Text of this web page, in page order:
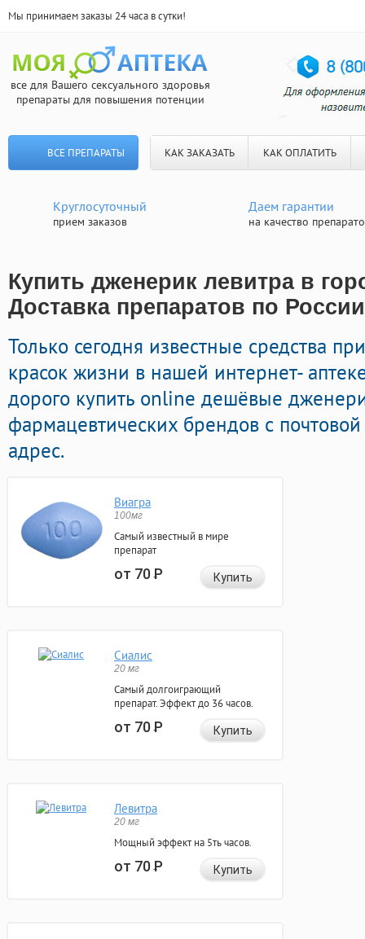
Мы принимаем заказы 24 часа в сутки!
все для Вашего сексуального здоровья
препараты для повышения потенции
ВСЕ ПРЕПАРАТЫ КАК ЗАКАЗАТЬ КАК ОПЛАТИТЬ
Круглосуточный
прием заказов
Даем гарантии
на качество
Купить дженерик левитра в
Доставка препаратов по России
Только сегодня известные средства
красок жизни в нашей интернет-
дорого купить online дешёвые
фармацевтических брендов с
адрес.
Виагра
100мг
Самый известный в мире
препарат
от 70Р Купить
Сиалис
20 мг
Самый долгоиграющий
препарат. Эффект до 36 часов.
от 70Р Купить
Левитра
20 мг
Мощный эффект на 5ть часов.
от 70Р Купить